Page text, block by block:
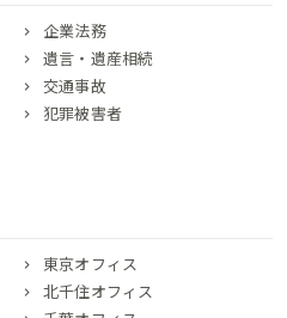
企業法務
遺言・遺産相続
交通事故
犯罪被害者
東京オフィス
北千住オフィス